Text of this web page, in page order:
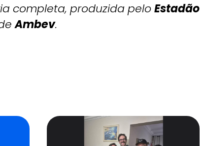
completa, produzida peloEstadão
Ambev.